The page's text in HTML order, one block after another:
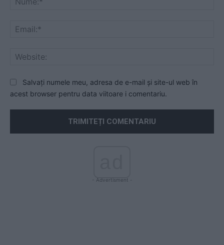
Salvați numele meu, adresa de e-mail și site-ul web în
acest browser pentru data viitoare i comentariu.
- Advertisment -